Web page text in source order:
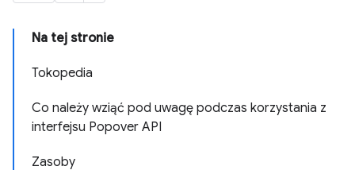
Na tej stronie
Tokopedia
Co należy wziąć pod uwagę podczas korzystania z
interfejsu Popover API
Zasoby